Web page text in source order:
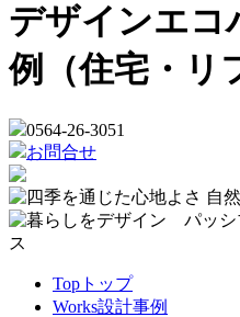
デザインエコ
例（住宅・リ
0564-26-3051
お問合せ
Top トップ
Works設計事例